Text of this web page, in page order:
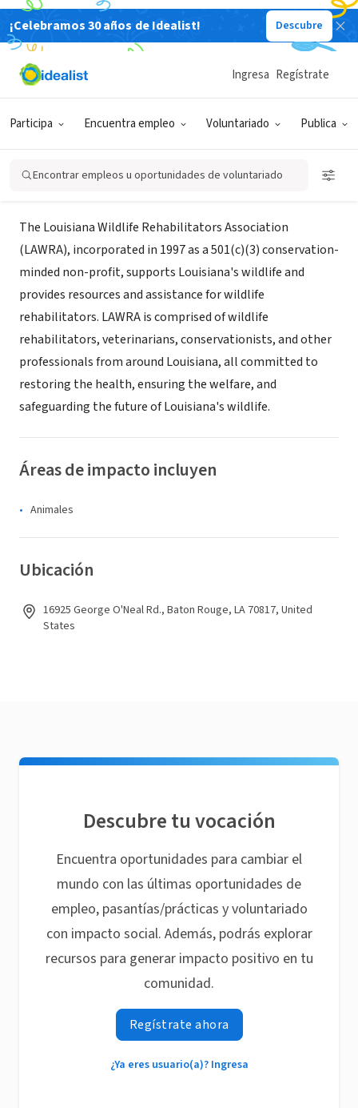
¡Celebramos 30 años de Idealist! Descubre
Participa Encuentra empleo Voluntariado Publica
Ingresa Regístrate
Encontrar empleos u oportunidades de voluntariado
ORGANIZACIÓN SIN FIN DE LUCRO
Louisiana Wildlife Rehabilitators
Association
Baton Rouge, LA|lawraonline.com
Acerca de
The Louisiana Wildlife Rehabilitators Association
(LAWRA), incorporated in 1997 as a 501(c)(3) conservation-
minded non-profit, supports Louisiana's wildlife and
provides resources and assistance for wildlife
rehabilitators. LAWRA is comprised of wildlife
rehabilitators, veterinarians, conservationists, and other
professionals from around Louisiana, all committed to
restoring the health, ensuring the welfare, and
safeguarding the future of Louisiana's wildlife.
Áreas de impacto incluyen
Animales
Ubicación
16925 George O'Neal Rd., Baton Rouge, LA 70817, United
States
Descubre tu vocación
Encuentra oportunidades para cambiar el
mundo con las últimas oportunidades de
empleo, pasantías/prácticas y voluntariado
con impacto social. Además, podrás explorar
recursos para generar impacto positivo en tu
comunidad.
Regístrate ahora
¿Ya eres usuario(a)? Ingresa